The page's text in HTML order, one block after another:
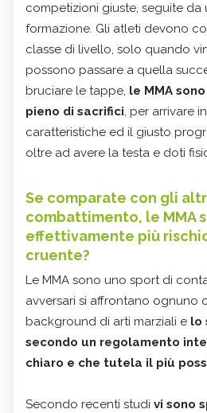
competizioni giuste, seguite da
formazione. Gli atleti devono
classe di livello, solo quando
possono passare a quella
bruciare le tappe, le MMA
pieno di sacrifici, per arrivare
caratteristiche ed il giusto
oltre ad avere la testa e doti
Se comparate con gli
combattimento, le MMA
effettivamente più
cruente?
Le MMA sono uno sport di
avversari si affrontano ognuno
background di arti marziali e lo
secondo un regolamento
chiaro e che tutela il più
Secondo recenti studi vi sono